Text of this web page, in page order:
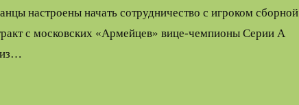
настроены начать сотрудничество с игроком сборной
с московских «Армейцев» вице-чемпионы Серии А
из…